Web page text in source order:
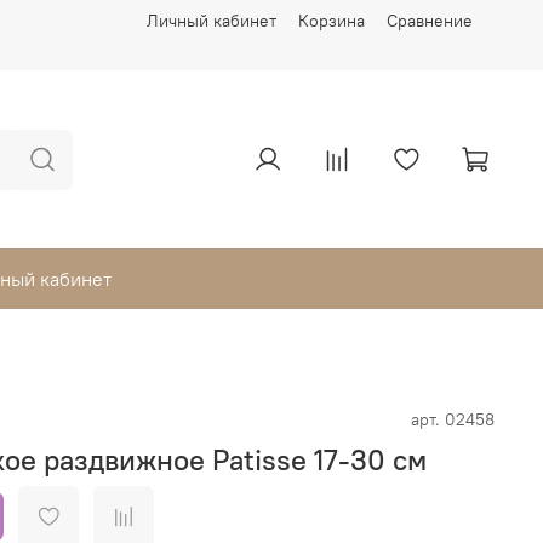
Личный кабинет Корзина Сравнение
кабинет
арт. 02458
раздвижное Patisse 17-30 см